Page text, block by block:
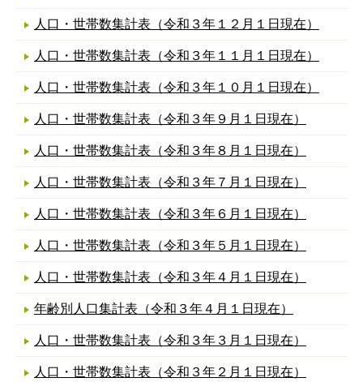
人口・世帯数集計表（令和３年１２月１日現在）
人口・世帯数集計表（令和３年１１月１日現在）
人口・世帯数集計表（令和３年１０月１日現在）
人口・世帯数集計表（令和３年９月１日現在）
人口・世帯数集計表（令和３年８月１日現在）
人口・世帯数集計表（令和３年７月１日現在）
人口・世帯数集計表（令和３年６月１日現在）
人口・世帯数集計表（令和３年５月１日現在）
人口・世帯数集計表（令和３年４月１日現在）
年齢別人口集計表（令和３年４月１日現在）
人口・世帯数集計表（令和３年３月１日現在）
人口・世帯数集計表（令和３年２月１日現在）